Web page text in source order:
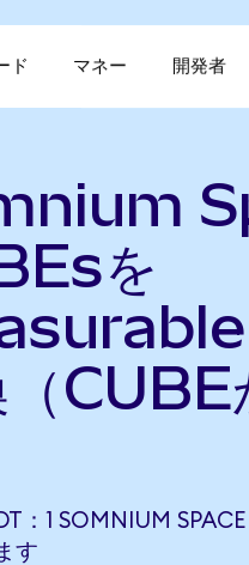
ド マネー 開発者
を
（
：1 SOMNIUM
す